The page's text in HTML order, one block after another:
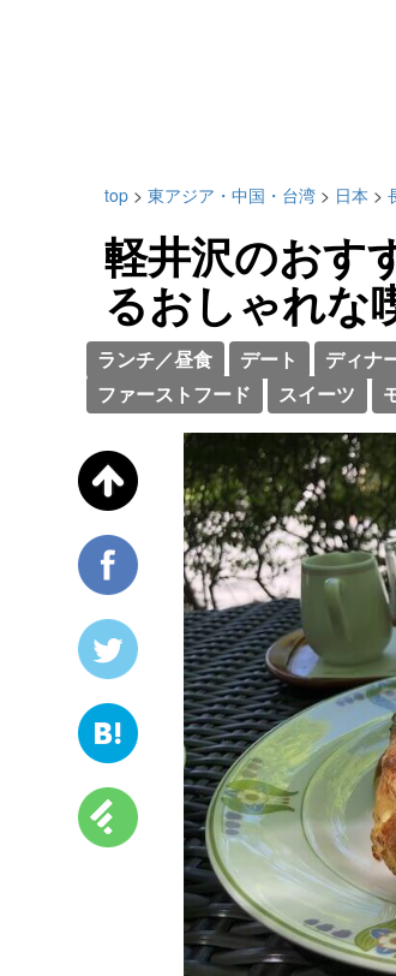
top > 東アジア・中国・台湾 > 日本 >
軽井沢のおす
るおしゃれな
ランチ／昼食 デート ディナ
ファーストフード
スイーツ